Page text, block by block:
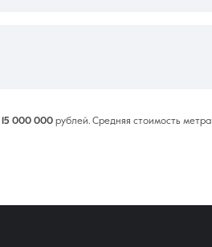
15 000 000 рублей. Средняя стоимость метра